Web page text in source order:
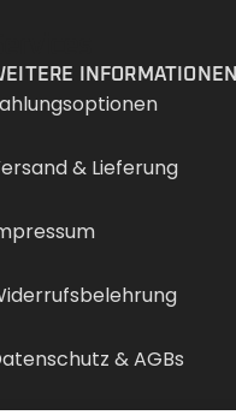
INFORMATIONEN
& Lieferung
& AGBs